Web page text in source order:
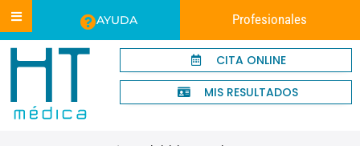
AYUDA Profesionales
CITA ONLINE
MIS RESULTADOS